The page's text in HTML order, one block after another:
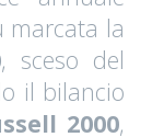
marcata la
, sceso del
il bilancio
2000,